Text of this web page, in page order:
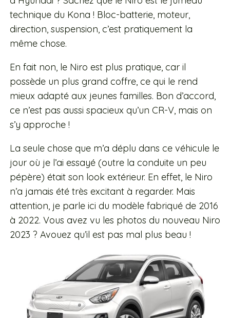
technique du Kona ! Bloc-batterie, moteur,
direction, suspension, c’est pratiquement la
même chose.
En fait non, le Niro est plus pratique, car il
possède un plus grand coffre, ce qui le rend
mieux adapté aux jeunes familles. Bon d’accord,
ce n’est pas aussi spacieux qu’un CR-V, mais on
s’y approche !
La seule chose que m’a déplu dans ce véhicule le
jour où je l’ai essayé (outre la conduite un peu
pépère) était son look extérieur. En effet, le Niro
n’a jamais été très excitant à regarder. Mais
attention, je parle ici du modèle fabriqué de 2016
à 2022. Vous avez vu les photos du nouveau Niro
2023 ? Avouez qu’il est pas mal plus beau !